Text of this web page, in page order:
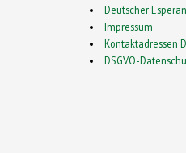
Deutscher
Impressum
Kontaktadressen
DSGVO-